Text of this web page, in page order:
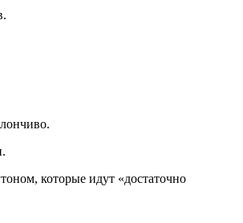
которые идут «достаточно